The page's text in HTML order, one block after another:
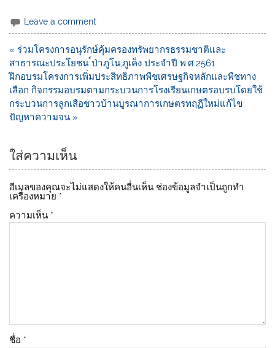
e
c
e
b
o
o
k
p
y
Li
n
k
Leave a comment
« ร่วมโครงการอนุรักษ์คุ้มครองทรัพยากรธรรมชาติและ
สาธารณะประโยชน ์ป่าภูโน,ภูเค็ง ประจำปี พ.ศ.2561
ฝึกอบรมโครงการเพิ่มประสิทธิภาพพืชเศรษฐกิจหลักและพืชทาง
เลือก กิจกรรมอบรมตามกระบวนการโรงเรียนเกษตรอบรบโดยใช้
กระบวนการลูกเสือชาวบ้านบูรณาการเกษตรทฤฏีใหม่แก้ไข
ปัญหาความจน »
ใส่ความเห็น
อีเมลของคุณจะไม่แสดงให้คนอื่นเห็น ช่องข้อมูลจำเป็นถูกทำ
เครื่องหมาย *
ความเห็น *
ชื่อ *